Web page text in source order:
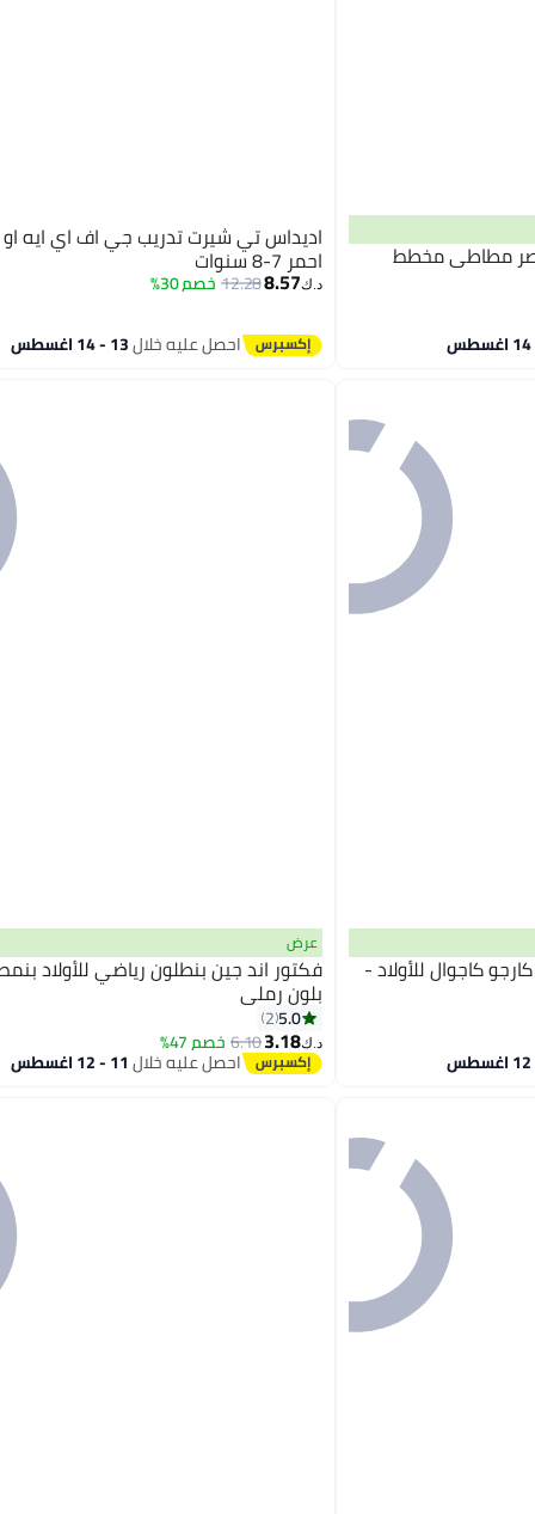
مطاطي مخطط
اديداس تي شيرت تدريب جي اف اي ايه
احمر 7-8 سنوات
د.ك‏8.57
12.28خصم 30%
احصل عليه خلال13 - 14 اغسطس
كاجوال للأولاد -
4
عرض
فكتور اند جين بنطلون رياضي للأولاد
بلون رملي
5.0
2
د.ك‏3.18
6.10خصم 47%
احصل عليه خلال11 - 12 اغسطس